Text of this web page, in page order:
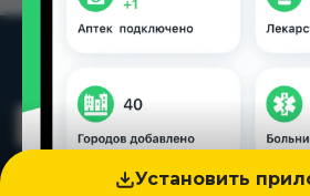
Установить